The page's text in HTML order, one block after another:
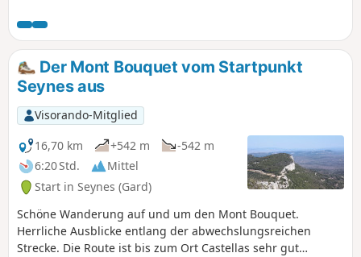
im Frühling.
Der Mont Bouquet vom Startpunkt
Seynes aus
Visorando-Mitglied
16,70 km
+542 m
-542 m
6:20 Std.
Mittel
Start in Seynes (Gard)
Schöne Wanderung auf und um den Mont Bouquet.
Herrliche Ausblicke entlang der abwechslungsreichen
Strecke. Die Route ist bis zum Ort Castellas sehr gut